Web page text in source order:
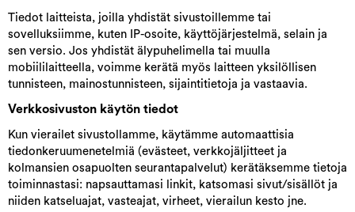
Tiedot laitteista, joilla yhdistät sivustoillemme tai
sovelluksiimme, kuten IP-osoite, käyttöjärjestelmä, selain ja
sen versio. Jos yhdistät älypuhelimella tai muulla
mobiililaitteella, voimme kerätä myös laitteen yksilöllisen
tunnisteen, mainostunnisteen, sijaintitietoja ja vastaavia.
Verkkosivuston käytön tiedot
Kun vierailet sivustollamme, käytämme automaattisia
tiedonkeruumenetelmiä (evästeet, verkkojäljitteet ja
kolmansien osapuolten seurantapalvelut) kerätäksemme tietoja
toiminnastasi: napsauttamasi linkit, katsomasi sivut/sisällöt ja
niiden katseluajat, vasteajat, virheet, vierailun kesto jne.